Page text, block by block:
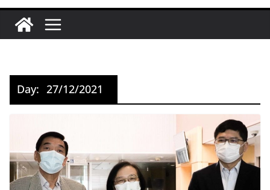
Day: 27/12/2021